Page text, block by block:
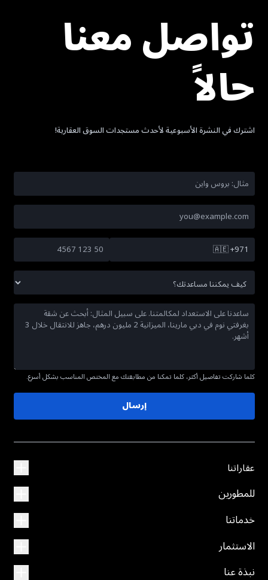
تواصل معنا
حالاً
اشترك في النشرة الأسبوعية لأحدث مستجدات السوق العقارية!
🇦🇪+971
كلما شاركت تفاصيل أكثر، كلما تمكنا من مطابقتك مع المختص المناسب بشكل أسرع.
إرسال
عقاراتنا
للمطورين
خدماتنا
الاستثمار
نبذة عنا